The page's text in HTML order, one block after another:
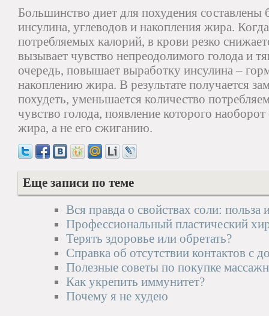
Большинство диет для похудения составлены
инсулина, углеводов и накопления жира.
потребляемых калорий, в крови резко
вызывает чувство непреодолимого голода и
очередь, повышает выработку инсулина –
накоплению жира. В результате получается
похудеть, уменьшается количество
чувство голода, появление которого
жира, а не его сжиганию.
Еще записи по теме
Вся правда о свойствах соли: польза
Профессиональный пластический
Терять здоровье или обретать?
Справка об отсутствии контактов с
Полезные советы по покупке
Как укрепить иммунитет?
Почему я не худею